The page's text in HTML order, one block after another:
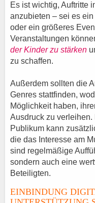
Es ist wichtig, Auftritte
anzubieten – sei es
oder ein größeres
Veranstaltungen
der Kinder zu stärken
zu schaffen.
Außerdem sollten die
Genres stattfinden,
Möglichkeit haben,
Ausdruck zu
Publikum kann
die das Interesse am
sind regelmäßige
sondern auch eine
Beteiligten.
EINBINDUNG